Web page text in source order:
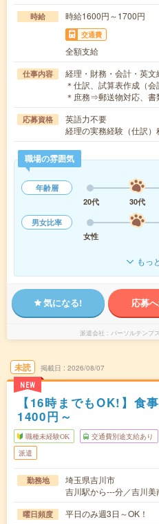
時給 時給1600円～1700円
交通費
全額支給
仕事内容
経理・財務・会計・英文
＊仕訳、試算表作成（
＊庶務⇒郵送物対応、
応募資格
英語力不要
経理の実務経験（仕訳
職場の雰囲気
年齢層
20代
30代
男女比率
女性
もっ
気になる! 応募
派遣会社 パーソルテンプ
未読
NEW
掲載日 2026/08/07
【16時までもOK!】食
1400円～
職種未経験OK 交通費別途支給あり
派遣
勤務地
埼玉県吉川市
吉川駅から---分／吉川
曜日頻度 平日のみ週3日～OK！